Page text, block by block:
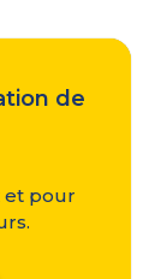
de
et pour